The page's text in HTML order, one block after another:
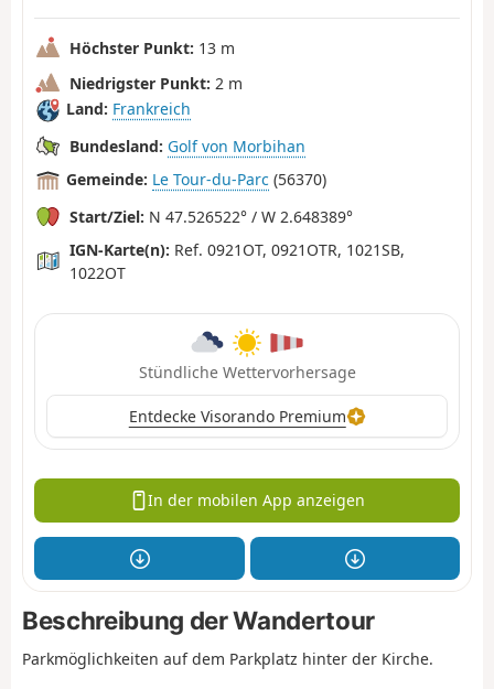
Höchster Punkt: 13 m
Niedrigster Punkt: 2 m
Land: Frankreich
Bundesland: Golf von Morbihan
Gemeinde: Le Tour-du-Parc (56370)
Start/Ziel: N 47.526522° / W 2.648389°
IGN-Karte(n): Ref. 0921OT, 0921OTR, 1021SB,
1022OT
Stündliche Wettervorhersage
Entdecke Visorando Premium
In der mobilen App anzeigen
Beschreibung der Wandertour
Parkmöglichkeiten auf dem Parkplatz hinter der Kirche.